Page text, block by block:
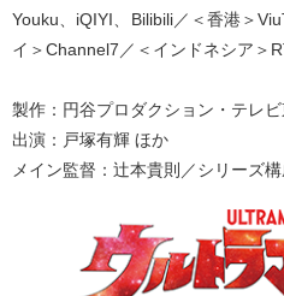
Youku、iQIYI、Bilibili／＜香港＞
イ＞Channel7／＜インドネシア＞
製作：円谷プロダクション・テレ
出演：戸塚有輝 ほか
メイン監督：辻本貴則／シリーズ